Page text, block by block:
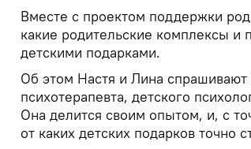
Вместе с проектом поддержки
какие родительские комплексы
детскими подарками.
Об этом Настя и Лина спрашивают
психотерапевта, детского
Она делится своим опытом, и, с
от каких детских подарков точно